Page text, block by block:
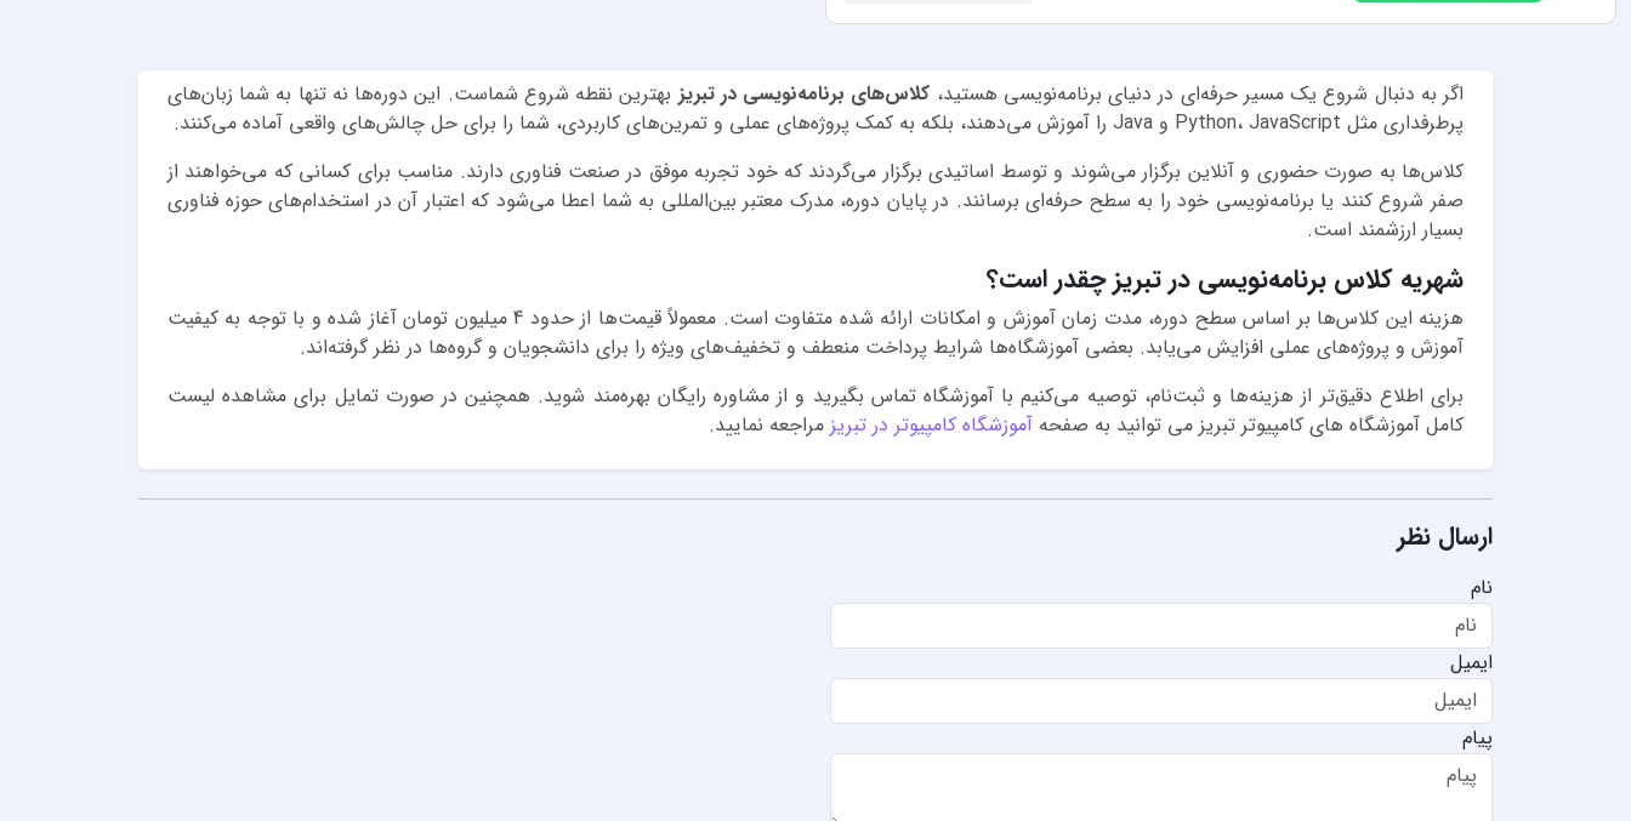
اگر به دنبال شروع یک مسیر حرفه‌ای در دنیای برنامه‌نویسی هستید، کلاس‌های برنامه‌نویسی در تبریز بهترین نقطه شروع شماست. این دوره‌ها نه تنها به شما زبان‌های
پرطرفداری مثل Python، JavaScript و Java را آموزش می‌دهند، بلکه به کمک پروژه‌های عملی و تمرین‌های کاربردی، شما را برای حل چالش‌های واقعی آماده می‌کنند.
کلاس‌ها به صورت حضوری و آنلاین برگزار می‌شوند و توسط اساتیدی برگزار می‌گردند که خود تجربه موفق در صنعت فناوری دارند. مناسب برای کسانی که می‌خواهند از
صفر شروع کنند یا برنامه‌نویسی خود را به سطح حرفه‌ای برسانند. در پایان دوره، مدرک معتبر بین‌المللی به شما اعطا می‌شود که اعتبار آن در استخدام‌های حوزه فناوری
بسیار ارزشمند است.
شهریه کلاس برنامه‌نویسی در تبریز چقدر است؟
هزینه این کلاس‌ها بر اساس سطح دوره، مدت زمان آموزش و امکانات ارائه شده متفاوت است. معمولاً قیمت‌ها از حدود 4 میلیون تومان آغاز شده و با توجه به کیفیت
آموزش و پروژه‌های عملی افزایش می‌یابد. بعضی آموزشگاه‌ها شرایط پرداخت منعطف و تخفیف‌های ویژه را برای دانشجویان و گروه‌ها در نظر گرفته‌اند.
برای اطلاع دقیق‌تر از هزینه‌ها و ثبت‌نام، توصیه می‌کنیم با آموزشگاه تماس بگیرید و از مشاوره رایگان بهره‌مند شوید. همچنین در صورت تمایل برای مشاهده لیست
کامل آموزشگاه های کامپیوتر تبریز می توانید به صفحه آموزشگاه کامپیوتر در تبریز مراجعه نمایید.
ارسال نظر
نام
ایمیل
پیام